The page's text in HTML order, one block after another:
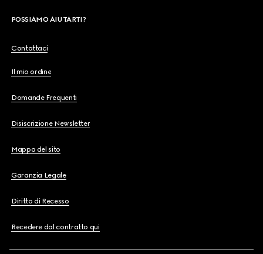
POSSIAMO AIUTARTI?
Contattaci
Il mio ordine
Domande Frequenti
Disiscrizione Newsletter
Mappa del sito
Garanzia Legale
Diritto di Recesso
Recedere dal contratto qui